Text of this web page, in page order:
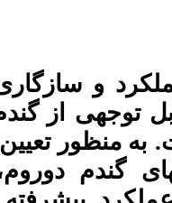
بالا در
را دارد،
سازگاری
و پایداری عملکرد دانه ژنوتیپ­های گندم دوروم، تعداد 18 لاین